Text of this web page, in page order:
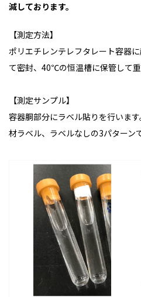
減しております。
【測定方法】
ポリエチレンテレフタレート容器
て密封、40℃の恒温槽に保管して重
【測定サンプル】
容器胴部分にラベル貼りを行いま
材ラベル、ラベルなしの3パターンで